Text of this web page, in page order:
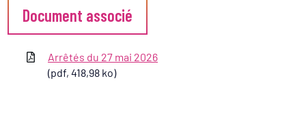
Document associé
Arrêtés du 27 mai 2026
(pdf, 418,98 ko)